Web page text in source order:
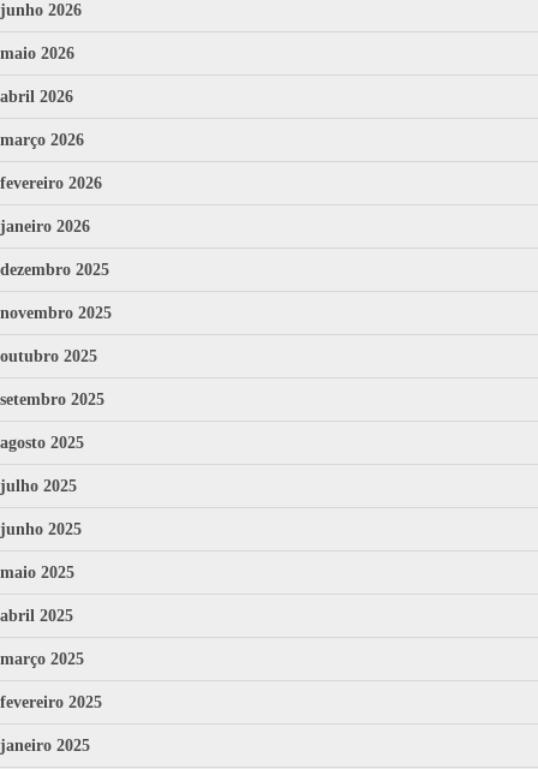
junho 2026
maio 2026
abril 2026
março 2026
fevereiro 2026
janeiro 2026
dezembro 2025
novembro 2025
outubro 2025
setembro 2025
agosto 2025
julho 2025
junho 2025
maio 2025
abril 2025
março 2025
fevereiro 2025
janeiro 2025